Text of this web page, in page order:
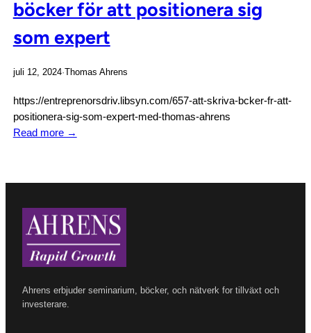
böcker för att positionera sig
som expert
juli 12, 2024·Thomas Ahrens
https://entreprenorsdriv.libsyn.com/657-att-skriva-bcker-fr-att-
positionera-sig-som-expert-med-thomas-ahrens
Read more →
Ahrens erbjuder seminarium, böcker, och nätverk for tillväxt och
investerare.